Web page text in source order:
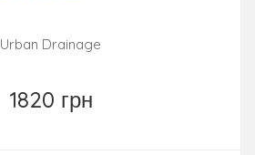
Urban Drainage
1820 грн